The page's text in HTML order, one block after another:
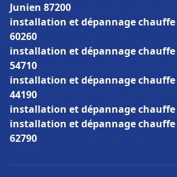
Junien 87200
installation et dépannage chauffe
60260
installation et dépannage chauffe
54710
installation et dépannage chauffe
44190
installation et dépannage chauffe
installation et dépannage chauffe
62790